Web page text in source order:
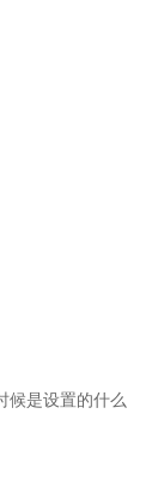
是设置的什么